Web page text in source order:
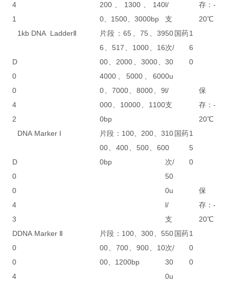
4
1
200、1300、140
0、1500、3000bp
l/
支
存：-
20℃
D
0
0
4
2
1kb DNA LadderⅡ
片段：65、75、39
6、517、1000、16
00、2000、3000、
4000、5000、600
0、7000、8000、9
000、10000、1100
0bp
50
次/
30
0u
l/
支
国药1
6
0
保
存：-
20℃
D
0
0
4
3
DNA Marker I
片段：100、200、3
00、400、500、60
0bp
10
0
次/
50
0u
l/
支
国药1
5
0
保
存：-
20℃
D
0
0
4
DNA Marker Ⅱ
片段：100、300、5
00、700、900、10
00、1200bp
50
次/
30
0u
国药1
0
0